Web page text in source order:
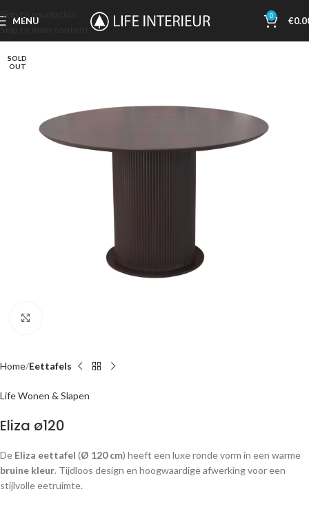
Skip to navigation
Skip to main content
MENU 0 €
SOLD
OUT
Home Eettafels
Life Wonen & Slapen
Eliza ø120
De Eliza eettafel (Ø 120 cm) heeft een luxe ronde vorm in een warme
bruine kleur. Tijdloos design en hoogwaardige afwerking voor een
stijlvolle eetruimte.